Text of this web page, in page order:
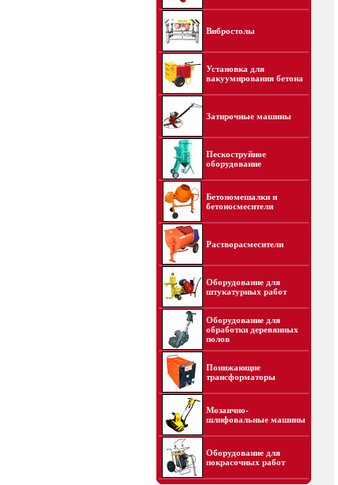
Вибростолы
Установка для
вакуумирования бетона
Затирочные машины
Пескоструйное
оборудование
Бетономешалки и
бетоносмесители
Растворасмесители
Оборудование для
штукатурных работ
Оборудование для
обработки деревянных
полов
Понижающие
трансформаторы
Мозаично-
шлифовальные машины
Оборудование для
покрасочных работ